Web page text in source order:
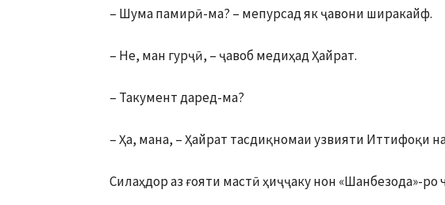
– Шума памирӣ-ма? – мепурсад як ҷавони ширакайф.
– Не, ман гурҷӣ, – ҷавоб медиҳад Ҳайрат.
– Такумент даред-ма?
– Ҳа, мана, – Ҳайрат тасдиқномаи узвияти Иттифоқи
Силаҳдор аз ғояти мастӣ ҳиҷҷаку нон «Шанбезода»-ро